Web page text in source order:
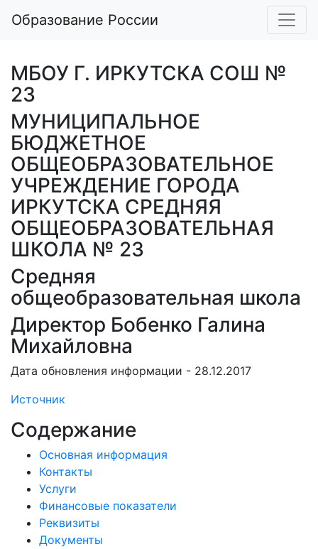
Образование России
МБОУ Г. ИРКУТСКА СОШ №
23
МУНИЦИПАЛЬНОЕ
БЮДЖЕТНОЕ
ОБЩЕОБРАЗОВАТЕЛЬНОЕ
УЧРЕЖДЕНИЕ ГОРОДА
ИРКУТСКА СРЕДНЯЯ
ОБЩЕОБРАЗОВАТЕЛЬНАЯ
ШКОЛА № 23
Средняя
общеобразовательная школа
Директор Бобенко Галина
Михайловна
Дата обновления информации - 28.12.2017
Источник
Содержание
Основная информация
Контакты
Услуги
Финансовые показатели
Реквизиты
Документы